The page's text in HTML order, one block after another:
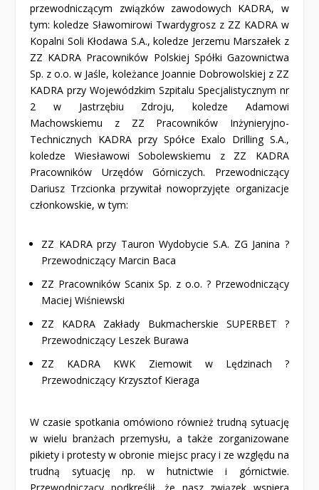
przewodniczącym związków zawodowych KADRA, w
tym: koledze Sławomirowi Twardygrosz z ZZ KADRA w
Kopalni Soli Kłodawa S.A., koledze Jerzemu Marszałek z
ZZ KADRA Pracowników Polskiej Spółki Gazownictwa
Sp. z o.o. w Jaśle, koleżance Joannie Dobrowolskiej z ZZ
KADRA przy Wojewódzkim Szpitalu Specjalistycznym nr
2 w Jastrzębiu Zdroju, koledze Adamowi
Machowskiemu z ZZ Pracowników Inżynieryjno-
Technicznych KADRA przy Spółce Exalo Drilling S.A.,
koledze Wiesławowi Sobolewskiemu z ZZ KADRA
Pracowników Urzędów Górniczych. Przewodniczący
Dariusz Trzcionka przywitał nowoprzyjęte organizacje
członkowskie, w tym:
ZZ KADRA przy Tauron Wydobycie S.A. ZG Janina ?
Przewodniczący Marcin Baca
ZZ Pracowników Scanix Sp. z o.o. ? Przewodniczący
Maciej Wiśniewski
ZZ KADRA Zakłady Bukmacherskie SUPERBET ?
Przewodniczący Leszek Burawa
ZZ KADRA KWK Ziemowit w Lędzinach ?
Przewodniczący Krzysztof Kieraga
W czasie spotkania omówiono również trudną sytuację
w wielu branżach przemysłu, a także zorganizowane
pikiety i protesty w obronie miejsc pracy i ze względu na
trudną sytuację np. w hutnictwie i górnictwie.